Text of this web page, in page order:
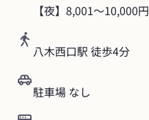
【夜】8,001〜10,000円
八木西口駅 徒歩4分
駐車場 なし